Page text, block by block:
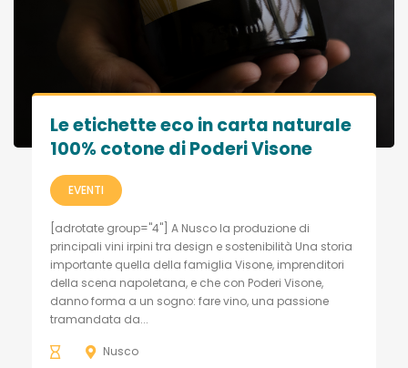
Le etichette eco in carta naturale
100% cotone di Poderi Visone
EVENTI
[adrotate group="4"] A Nusco la produzione di
principali vini irpini tra design e sostenibilità Una storia
importante quella della famiglia Visone, imprenditori
della scena napoletana, e che con Poderi Visone,
danno forma a un sogno: fare vino, una passione
tramandata da...
Nusco